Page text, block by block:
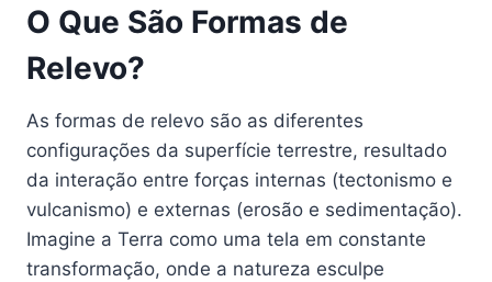
O Que São Formas de
Relevo?
As formas de relevo são as diferentes
configurações da superfície terrestre, resultado
da interação entre forças internas (tectonismo e
vulcanismo) e externas (erosão e sedimentação).
Imagine a Terra como uma tela em constante
transformação, onde a natureza esculpe